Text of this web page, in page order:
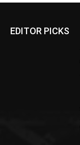
EDITOR PICKS